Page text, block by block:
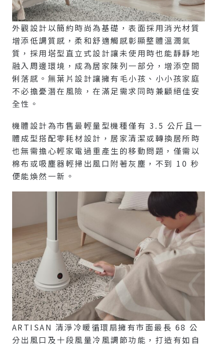
外觀設計以簡約時尚為基礎，表面採用消光材質
增添低調質感，柔和舒適觸感彰顯整體溫潤氣
質，採用塔型直立式設計讓未使用時也能靜靜地
融入周邊環境，成為居家陳列一部分，增添空間
俐落感。無葉片設計讓擁有毛小孩、小小孩家庭
不必擔憂潛在風險，在滿足需求同時兼顧絕佳安
全性。
機體設計為市售最輕量型機種僅有 3.5 公斤且一
體成型搭配零耗材設計，居家清潔或轉換居所時
也無需擔心輕家電過重產生的移動問題，僅需以
棉布或吸塵器輕掃出風口附著灰塵，不到 10 秒
便能煥然一新。
ARTISAN 清淨冷暖循環扇擁有市面最長 68 公
分出風口及十段風量冷風調節功能，打造有如自